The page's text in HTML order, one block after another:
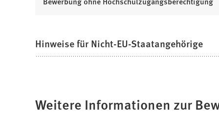
Hinweise für Nicht-EU-Staatangehörige
Weitere Informationen zur